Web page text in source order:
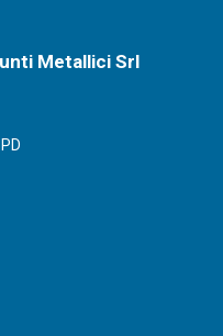
Metallici Srl